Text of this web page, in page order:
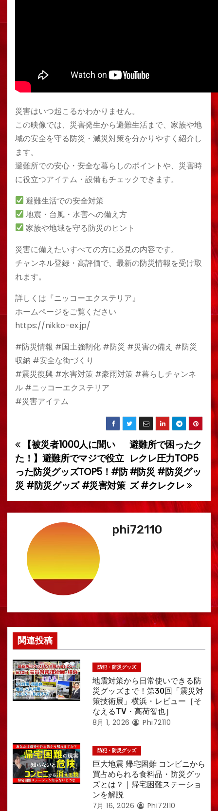
災害はいつ起こるかわかりません。
この映像では、災害発生から避難生活まで、家族や地
域の安全を守る防災・減災対策を分かりやすく紹介し
ます。
避難所での安心・安全な暮らしのポイントや、災害時
に役立つアイテム・設備もチェックできます。
避難生活での安全対策
地震・台風・水害への備え方
家族や地域を守る防災のヒント
災害に備えたいすべての方に必見の内容です。
チャンネル登録・高評価で、最新の防災情報を受け取
れます。
詳しくは『ニッコーエクステリア』
ホームページをご覧ください
https://nikko-ex.jp/
#防災情報 #国土強靭化 #防災 #災害の備え #防災
収納 #安全な街づくり
#震災復興 #水害対策 #豪雨対策 #暮らしチャンネ
ル #ニッコーエクステリア
#災害アイテム
投
稿
ナ
ビ
ー
シ
ン
避難所で困ったク
レクレ圧力TOP5
#防災 #防災グッ
ズ #クレクレ
【被災者1000人に聞い
た！】避難所でマジで役立
った防災グッズTOP5！#防
災 #防災グッズ #災害対策
phi72110
関連投稿
防犯・防災グッズ
地震対策から日常使いできる防
災グッズまで！第30回「震災対
策技術展」横浜・レビュー［そ
なえるTV・高荷智也］
8月 1, 2026 Phi72110
防犯・防災グッズ
巨大地震 帰宅困難 コンビニから
買占められる食料品・防災グッ
ズとは？｜帰宅困難ステーショ
ンを解説
7月 16, 2026 Phi72110